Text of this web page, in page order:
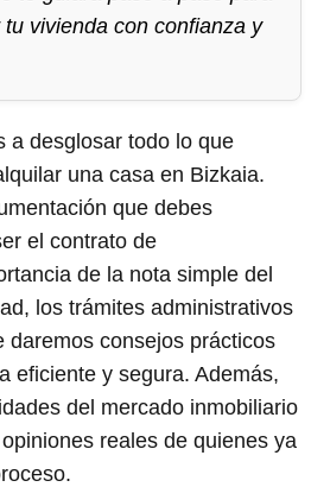
vivienda con confianza y
a desglosar todo lo que
una casa en Bizkaia.
que debes
el contrato de
de la nota simple del
los trámites administrativos
daremos consejos prácticos
eficiente y segura. Además,
del mercado inmobiliario
reales de quienes ya